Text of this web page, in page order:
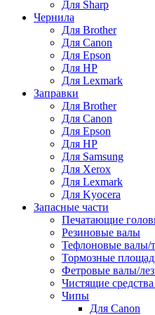
Для Sharp
Чернила
Для Brother
Для Canon
Для Epson
Для HP
Для Lexmark
Заправки
Для Brother
Для Canon
Для Epson
Для HP
Для Samsung
Для Xerox
Для Lexmark
Для Kyocera
Запасные части
Печатающие
Резиновые валы
Тефлоновые валы/
Тормозные
Фетровые валы/
Чистящие
Чипы
Для Canon